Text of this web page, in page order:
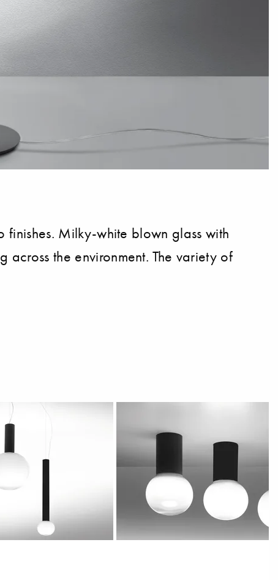
Milky-white blown glass with
the environment. The variety of